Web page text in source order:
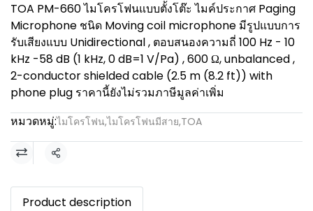
TOA PM-660 ไมโครโฟนแบบตั้งโต๊ะ ไมค์ประกาศ Paging
Microphone ชนิด Moving coil microphone มีรูปแบบการ
รับเสียงแบบ Unidirectional , ตอบสนองความถี่ 100 Hz - 10
kHz -58 dB (1 kHz, 0 dB=1 V/Pa) , 600 Ω, unbalanced ,
2-conductor shielded cable (2.5 m (8.2 ft)) with
phone plug ราคานี้ยังไม่รวมภาษีมูลค่าเพิ่ม
หมวดหมู่:ไมโครโฟน,ไมโครโฟนมีสาย,TOA
แชร์
Product description